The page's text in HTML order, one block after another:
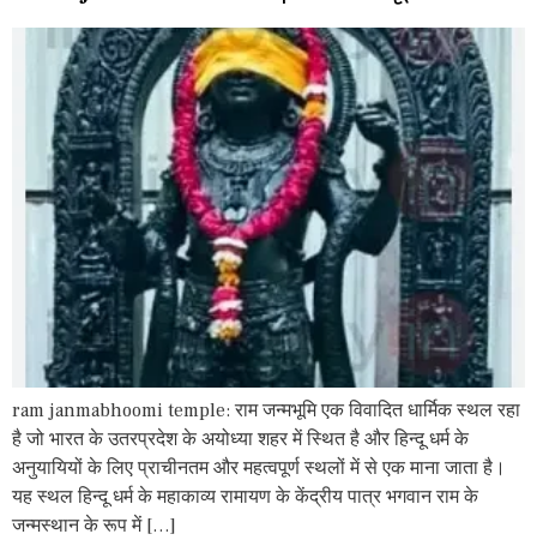
ram janmabhoomi temple: राम जन्मभूमि एक विवादित धार्मिक स्थल रहा
है जो भारत के उतरप्रदेश के अयोध्या शहर में स्थित है और हिन्दू धर्म के
अनुयायियों के लिए प्राचीनतम और महत्वपूर्ण स्थलों में से एक माना जाता है।
यह स्थल हिन्दू धर्म के महाकाव्य रामायण के केंद्रीय पात्र भगवान राम के
जन्मस्थान के रूप में […]